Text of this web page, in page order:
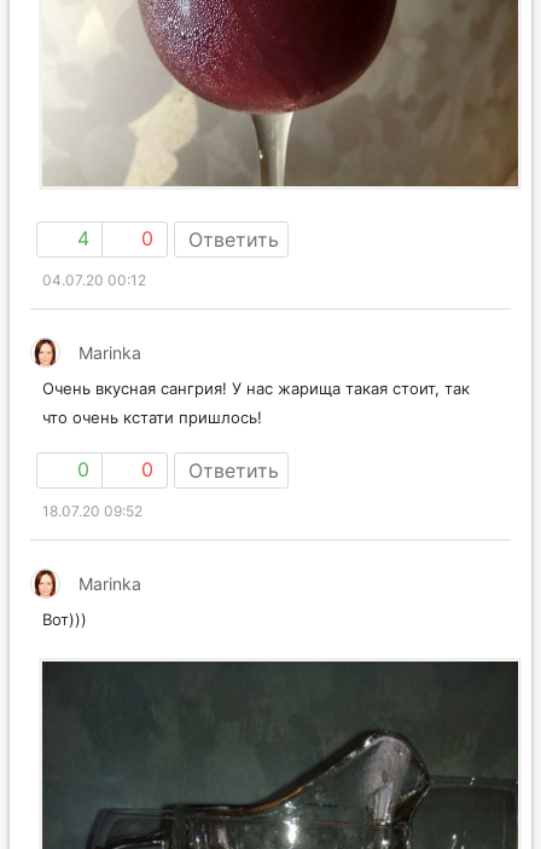
4 0 Ответить
04.07.20 00:12
Marinka
Очень вкусная сангрия! У нас жарища такая стоит, так
что очень кстати пришлось!
0 0 Ответить
18.07.20 09:52
Marinka
Вот)))